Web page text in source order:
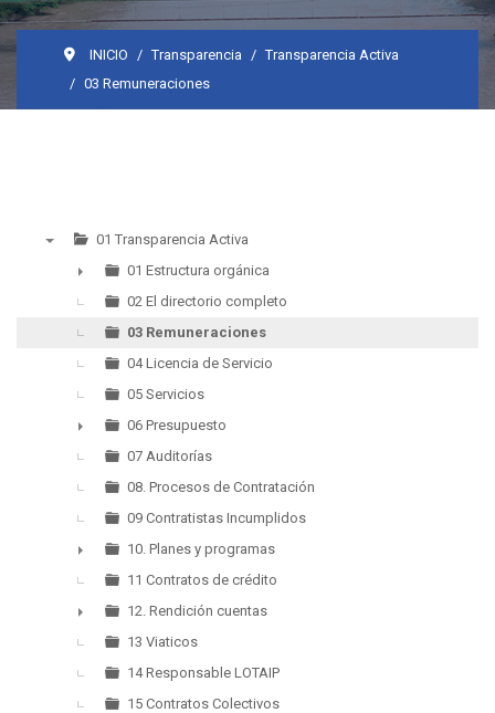
INICIO Transparencia
Transparencia Activa
03 Remuneraciones
01 Transparencia Activa
►
01 Estructura orgánica
02 El directorio completo
03 Remuneraciones
04 Licencia de Servicio
05 Servicios
►
06 Presupuesto
07 Auditorías
08. Procesos de Contratación
09 Contratistas Incumplidos
►
10. Planes y programas
11 Contratos de crédito
►
12. Rendición cuentas
13 Viaticos
14 Responsable LOTAIP
15 Contratos Colectivos